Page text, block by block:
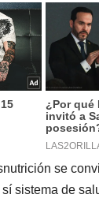
se
sistema de